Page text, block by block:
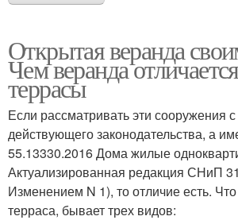
Открытая веранда
Чем веранда
террасы
Если рассматривать эти сооружения с
действующего законодательства, а
55.13330.2016 Дома жилые
Актуализированная редакция СНиП
Изменением N 1), то отличие есть.
терраса, бывает трех видов: